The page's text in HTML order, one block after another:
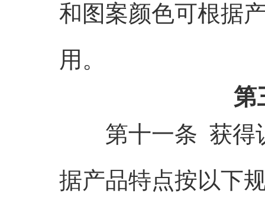
和图案颜色可根据
用。
第
第十一条 获得认
据产品特点按以下